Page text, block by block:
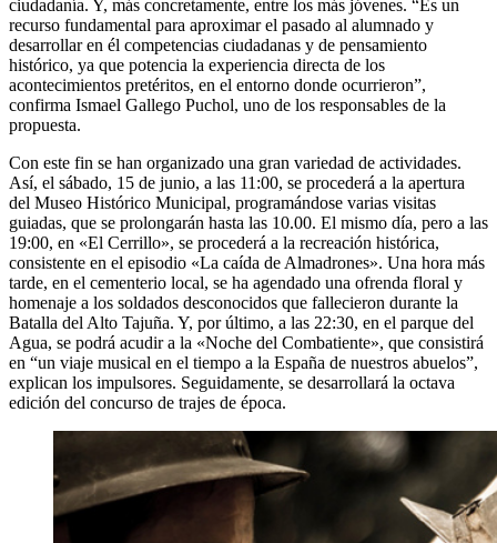
ciudadanía. Y, más concretamente, entre los más jóvenes. “Es un
recurso fundamental para aproximar el pasado al alumnado y
desarrollar en él competencias ciudadanas y de pensamiento
histórico, ya que potencia la experiencia directa de los
acontecimientos pretéritos, en el entorno donde ocurrieron”,
confirma Ismael Gallego Puchol, uno de los responsables de la
propuesta.
Con este fin se han organizado una gran variedad de actividades.
Así, el sábado, 15 de junio, a las 11:00, se procederá a la apertura
del Museo Histórico Municipal, programándose varias visitas
guiadas, que se prolongarán hasta las 10.00. El mismo día, pero a las
19:00, en «El Cerrillo», se procederá a la recreación histórica,
consistente en el episodio «La caída de Almadrones». Una hora más
tarde, en el cementerio local, se ha agendado una ofrenda floral y
homenaje a los soldados desconocidos que fallecieron durante la
Batalla del Alto Tajuña. Y, por último, a las 22:30, en el parque del
Agua, se podrá acudir a la «Noche del Combatiente», que consistirá
en “un viaje musical en el tiempo a la España de nuestros abuelos”,
explican los impulsores. Seguidamente, se desarrollará la octava
edición del concurso de trajes de época.